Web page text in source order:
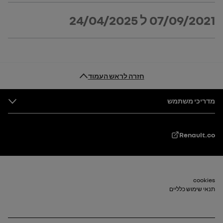
07/09/2021ל24/04/2025
חזרה לראש העמוד
מדריכי משתמש
Renault.co
טיוטת_2
cookies
תנאי שימוש כלליים